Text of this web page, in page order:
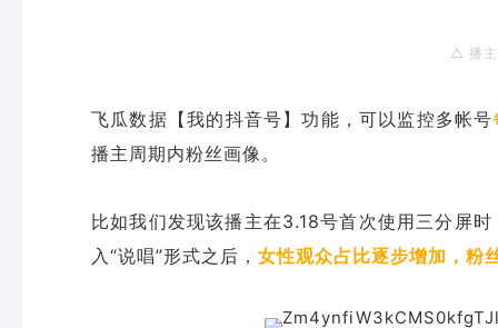
△ 播主
飞瓜数据【我的抖音号】功能，可以监控多帐号
播主周期内粉丝画像。
比如我们发现该播主在3.18号首次使用三分屏
入“说唱”形式之后， 女性观众占比逐步增加，粉